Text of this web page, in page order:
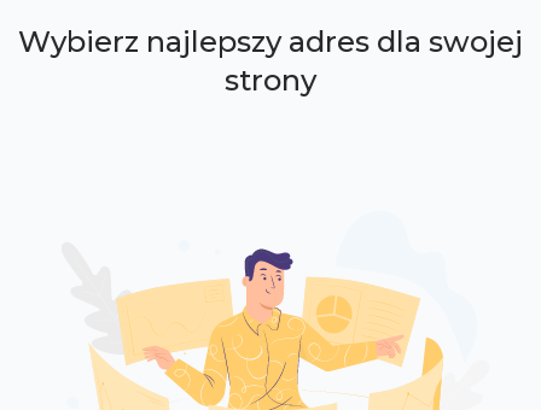
Wybierz najlepszy adres dla swojej
strony